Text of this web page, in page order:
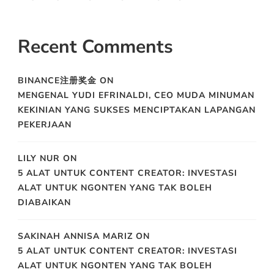
Recent Comments
BINANCE注册奖金 ON
MENGENAL YUDI EFRINALDI, CEO MUDA MINUMAN
KEKINIAN YANG SUKSES MENCIPTAKAN LAPANGAN
PEKERJAAN
LILY NUR ON
5 ALAT UNTUK CONTENT CREATOR: INVESTASI
ALAT UNTUK NGONTEN YANG TAK BOLEH
DIABAIKAN
SAKINAH ANNISA MARIZ ON
5 ALAT UNTUK CONTENT CREATOR: INVESTASI
ALAT UNTUK NGONTEN YANG TAK BOLEH